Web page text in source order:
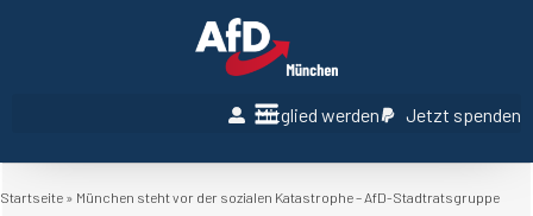
Mitglied werden Jetzt spenden
Startseite » München steht vor der sozialen Katastrophe – AfD-Stadtratsgruppe